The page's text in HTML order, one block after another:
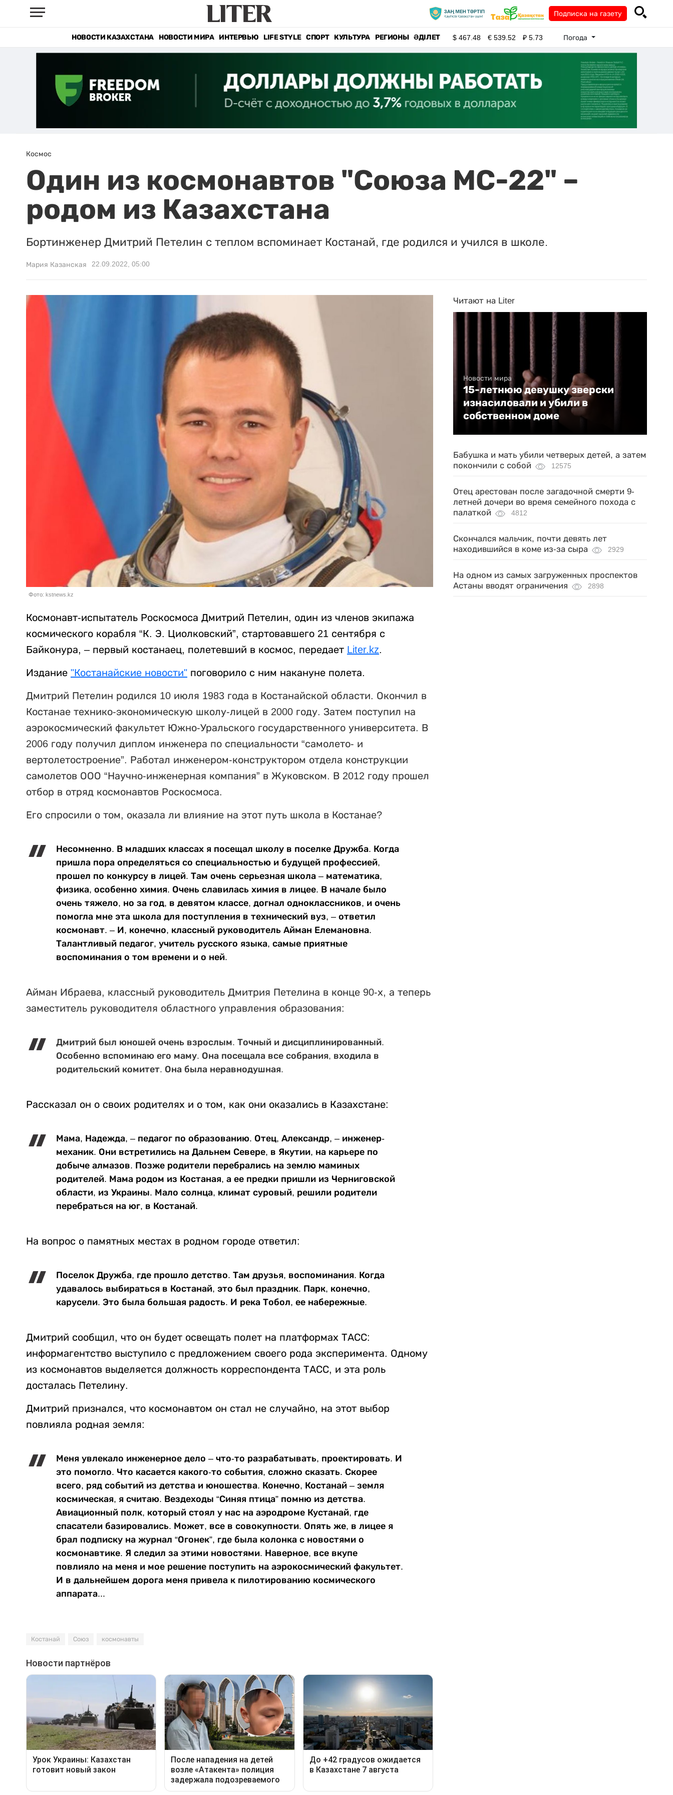
Подписка на газету
НОВОСТИ КАЗАХСТАНА НОВОСТИ МИРА ИНТЕРВЬЮ LIFE STYLE СПОРТ КУЛЬТУРА РЕГИОНЫ ӘДІЛЕТ $467.48 €539.52 ₽5.73 Погода
Космос
Один из космонавтов "Союза МС-22" –
родом из Казахстана
Бортинженер Дмитрий Петелин с теплом вспоминает Костанай, где родился и учился в школе.
Мария Казанская 22.09.2022, 05:00
Фото: kstnews.kz
Космонавт-испытатель Роскосмоса Дмитрий Петелин, один из членов экипажа
космического корабля “К. Э. Циолковский”, стартовавшего 21 сентября с
Байконура, – первый костанаец, полетевший в космос, передает Liter.kz.
Издание "Костанайские новости" поговорило с ним накануне полета.
Дмитрий Петелин родился 10 июля 1983 года в Костанайской области. Окончил в
Костанае технико-экономическую школу-лицей в 2000 году. Затем поступил на
аэрокосмический факультет Южно-Уральского государственного университета. В
2006 году получил диплом инженера по специальности “самолето- и
вертолетостроение”. Работал инженером-конструктором отдела конструкции
самолетов ООО “Научно-инженерная компания” в Жуковском. В 2012 году прошел
отбор в отряд космонавтов Роскосмоса.
Его спросили о том, оказала ли влияние на этот путь школа в Костанае?
Несомненно. В младших классах я посещал школу в поселке Дружба. Когда
пришла пора определяться со специальностью и будущей профессией,
прошел по конкурсу в лицей. Там очень серьезная школа – математика,
физика, особенно химия. Очень славилась химия в лицее. В начале было
очень тяжело, но за год, в девятом классе, догнал одноклассников, и очень
помогла мне эта школа для поступления в технический вуз, – ответил
космонавт. – И, конечно, классный руководитель Айман Елемановна.
Талантливый педагог, учитель русского языка, самые приятные
воспоминания о том времени и о ней.
Айман Ибраева, классный руководитель Дмитрия Петелина в конце 90-х, а теперь
заместитель руководителя областного управления образования:
Дмитрий был юношей очень взрослым. Точный и дисциплинированный.
Особенно вспоминаю его маму. Она посещала все собрания, входила в
родительский комитет. Она была неравнодушная.
Рассказал он о своих родителях и о том, как они оказались в Казахстане:
Мама, Надежда, – педагог по образованию. Отец, Александр, – инженер-
механик. Они встретились на Дальнем Севере, в Якутии, на карьере по
добыче алмазов. Позже родители перебрались на землю маминых
родителей. Мама родом из Костаная, а ее предки пришли из Черниговской
области, из Украины. Мало солнца, климат суровый, решили родители
перебраться на юг, в Костанай.
На вопрос о памятных местах в родном городе ответил:
Поселок Дружба, где прошло детство. Там друзья, воспоминания. Когда
удавалось выбираться в Костанай, это был праздник. Парк, конечно,
карусели. Это была большая радость. И река Тобол, ее набережные.
Дмитрий сообщил, что он будет освещать полет на платформах ТАСС:
информагентство выступило с предложением своего рода эксперимента. Одному
из космонавтов выделяется должность корреспондента ТАСС, и эта роль
досталась Петелину.
Дмитрий признался, что космонавтом он стал не случайно, на этот выбор
повлияла родная земля:
Меня увлекало инженерное дело – что-то разрабатывать, проектировать. И
это помогло. Что касается какого-то события, сложно сказать. Скорее
всего, ряд событий из детства и юношества. Конечно, Костанай – земля
космическая, я считаю. Вездеходы “Синяя птица” помню из детства.
Авиационный полк, который стоял у нас на аэродроме Кустанай, где
спасатели базировались. Может, все в совокупности. Опять же, в лицее я
брал подписку на журнал “Огонек”, где была колонка с новостями о
космонавтике. Я следил за этими новостями. Наверное, все вкупе
повлияло на меня и мое решение поступить на аэрокосмический факультет.
И в дальнейшем дорога меня привела к пилотированию космического
аппарата...
Костанай Союз космонавты
Читают на Liter
Новости мира
15-летнюю девушку зверски
изнасиловали и убили в
собственном доме
Бабушка и мать убили четверых детей, а затем
покончили с собой
12575
Отец арестован после загадочной смерти 9-
летней дочери во время семейного похода с
палаткой
4812
Скончался мальчик, почти девять лет
находившийся в коме из-за сыра
2929
На одном из самых загруженных проспектов
Астаны вводят ограничения
2898